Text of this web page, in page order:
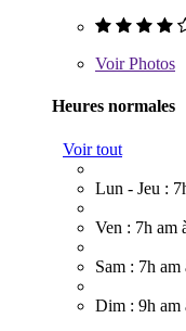
VoirPhotos
Heures normales
Voir tout
Lun - Jeu :
Ven : 7h am
Sam : 7h am
Dim : 9h am